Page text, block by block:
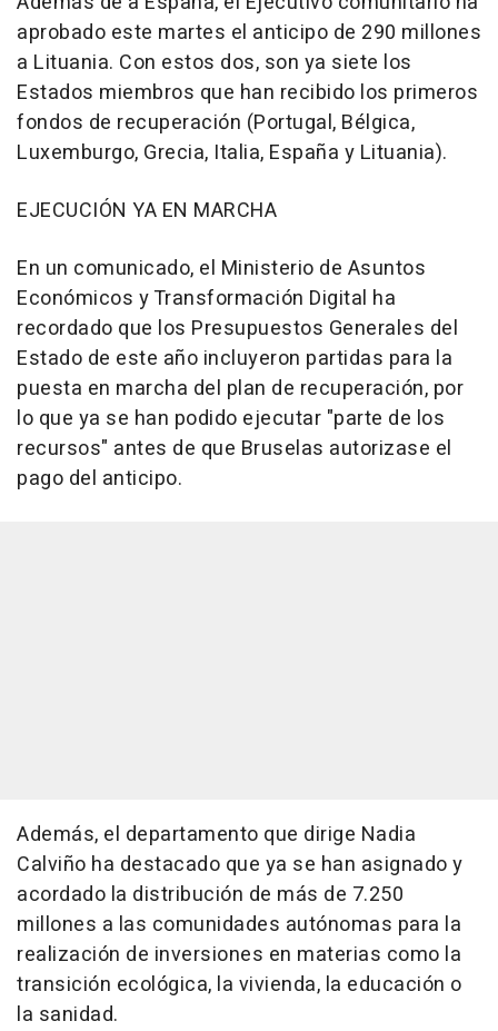
aprobado este martes el anticipo de 290 millones
a Lituania. Con estos dos, son ya siete los
Estados miembros que han recibido los primeros
fondos de recuperación (Portugal, Bélgica,
Luxemburgo, Grecia, Italia, España y Lituania).
EJECUCIÓN YA EN MARCHA
En un comunicado, el Ministerio de Asuntos
Económicos y Transformación Digital ha
recordado que los Presupuestos Generales del
Estado de este año incluyeron partidas para la
puesta en marcha del plan de recuperación, por
lo que ya se han podido ejecutar "parte de los
recursos" antes de que Bruselas autorizase el
pago del anticipo.
Además, el departamento que dirige Nadia
Calviño ha destacado que ya se han asignado y
acordado la distribución de más de 7.250
millones a las comunidades autónomas para la
realización de inversiones en materias como la
transición ecológica, la vivienda, la educación o
la sanidad.